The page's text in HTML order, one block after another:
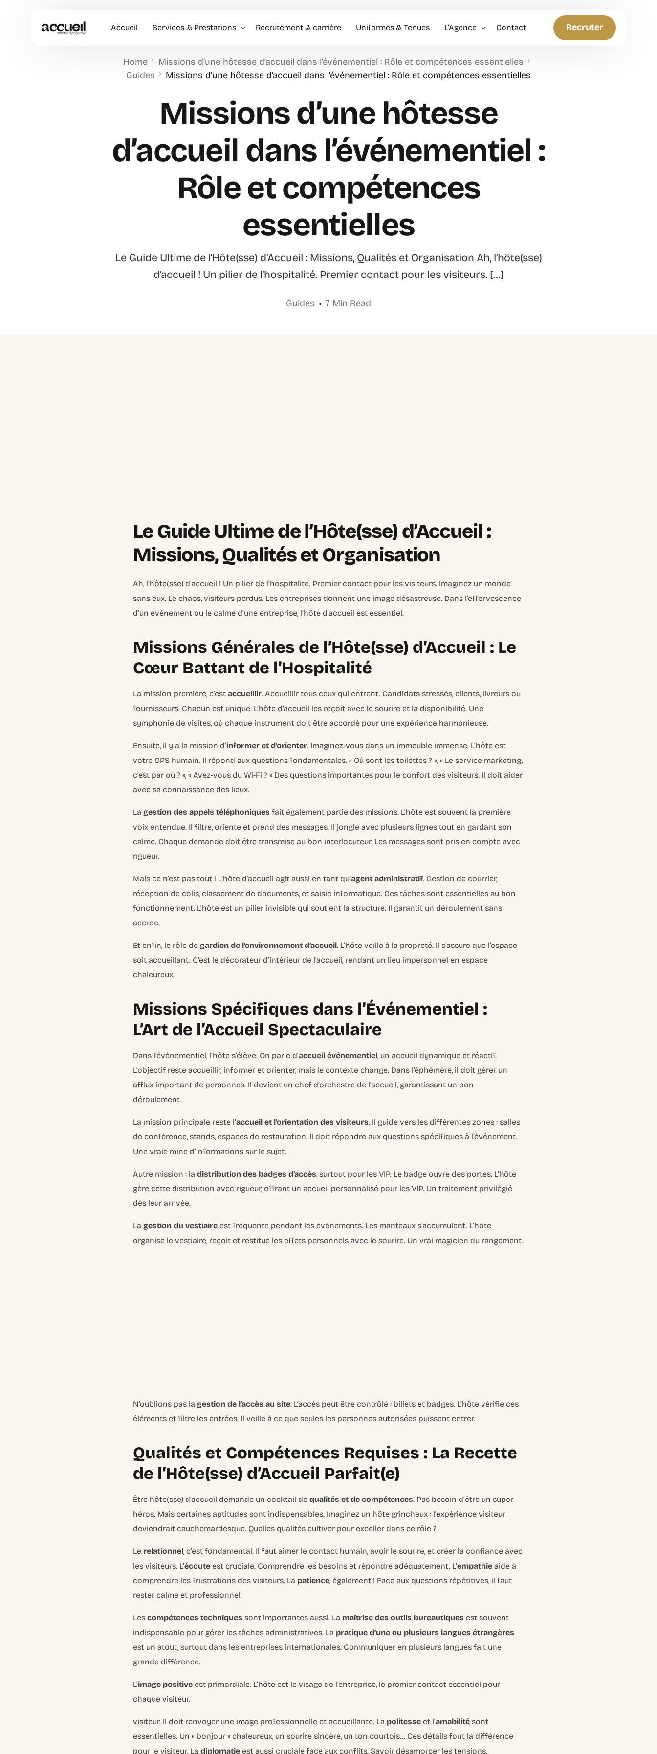
Accueil Services & Prestations
Hôtesses d’accueil événementiel & Hôtes
Animation Commerciale
Recrutement & carrière Uniformes & Tenues L’Agence
Politique RH
Contact Recruter
Home
Missions d’une hôtesse d’accueil dans l’événementiel : Rôle et compétences essentielles
Guides
Missions d’une hôtesse d’accueil dans l’événementiel : Rôle et compétences essentielles
Missions d’une hôtesse
d’accueil dans l’événementiel :
Rôle et compétences
essentielles
Le Guide Ultime de l’Hôte(sse) d’Accueil : Missions, Qualités et Organisation Ah, l’hôte(sse)
d’accueil ! Un pilier de l’hospitalité. Premier contact pour les visiteurs. […]
Guides 7 Min Read
Le Guide Ultime de l’Hôte(sse) d’Accueil :
Missions, Qualités et Organisation
Ah, l’hôte(sse) d’accueil ! Un pilier de l’hospitalité. Premier contact pour les visiteurs. Imaginez un monde
sans eux. Le chaos, visiteurs perdus. Les entreprises donnent une image désastreuse. Dans l’effervescence
d’un événement ou le calme d’une entreprise, l’hôte d’accueil est essentiel.
Missions Générales de l’Hôte(sse) d’Accueil : Le
Cœur Battant de l’Hospitalité
La mission première, c’est accueillir. Accueillir tous ceux qui entrent. Candidats stressés, clients, livreurs ou
fournisseurs. Chacun est unique. L’hôte d’accueil les reçoit avec le sourire et la disponibilité. Une
symphonie de visites, où chaque instrument doit être accordé pour une expérience harmonieuse.
Ensuite, il y a la mission d’informer et d’orienter. Imaginez-vous dans un immeuble immense. L’hôte est
votre GPS humain. Il répond aux questions fondamentales. « Où sont les toilettes ? », « Le service marketing,
c’est par où ? », « Avez-vous du Wi-Fi ? » Des questions importantes pour le confort des visiteurs. Il doit aider
avec sa connaissance des lieux.
La gestion des appels téléphoniques fait également partie des missions. L’hôte est souvent la première
voix entendue. Il filtre, oriente et prend des messages. Il jongle avec plusieurs lignes tout en gardant son
calme. Chaque demande doit être transmise au bon interlocuteur. Les messages sont pris en compte avec
rigueur.
Mais ce n’est pas tout ! L’hôte d’accueil agit aussi en tant qu’agent administratif. Gestion de courrier,
réception de colis, classement de documents, et saisie informatique. Ces tâches sont essentielles au bon
fonctionnement. L’hôte est un pilier invisible qui soutient la structure. Il garantit un déroulement sans
accroc.
Et enfin, le rôle de gardien de l’environnement d’accueil. L’hôte veille à la propreté. Il s’assure que l’espace
soit accueillant. C’est le décorateur d’intérieur de l’accueil, rendant un lieu impersonnel en espace
chaleureux.
Missions Spécifiques dans l’Événementiel :
L’Art de l’Accueil Spectaculaire
Dans l’événementiel, l’hôte s’élève. On parle d’accueil événementiel, un accueil dynamique et réactif.
L’objectif reste accueillir, informer et orienter, mais le contexte change. Dans l’éphémère, il doit gérer un
afflux important de personnes. Il devient un chef d’orchestre de l’accueil, garantissant un bon
déroulement.
La mission principale reste l’accueil et l’orientation des visiteurs. Il guide vers les différentes zones : salles
de conférence, stands, espaces de restauration. Il doit répondre aux questions spécifiques à l’événement.
Une vraie mine d’informations sur le sujet.
Autre mission : la distribution des badges d’accès, surtout pour les VIP. Le badge ouvre des portes. L’hôte
gère cette distribution avec rigueur, offrant un accueil personnalisé pour les VIP. Un traitement privilégié
dès leur arrivée.
La gestion du vestiaire est fréquente pendant les événements. Les manteaux s’accumulent. L’hôte
organise le vestiaire, reçoit et restitue les effets personnels avec le sourire. Un vrai magicien du rangement.
N’oublions pas la gestion de l’accès au site. L’accès peut être contrôlé : billets et badges. L’hôte vérifie ces
éléments et filtre les entrées. Il veille à ce que seules les personnes autorisées puissent entrer.
Qualités et Compétences Requises : La Recette
de l’Hôte(sse) d’Accueil Parfait(e)
Être hôte(sse) d’accueil demande un cocktail de qualités et de compétences. Pas besoin d’être un super-
héros. Mais certaines aptitudes sont indispensables. Imaginez un hôte grincheux : l’expérience visiteur
deviendrait cauchemardesque. Quelles qualités cultiver pour exceller dans ce rôle ?
Le relationnel, c’est fondamental. Il faut aimer le contact humain, avoir le sourire, et créer la confiance avec
les visiteurs. L’écoute est cruciale. Comprendre les besoins et répondre adéquatement. L’empathie aide à
comprendre les frustrations des visiteurs. La patience, également ! Face aux questions répétitives, il faut
rester calme et professionnel.
Les compétences techniques sont importantes aussi. La maîtrise des outils bureautiques est souvent
indispensable pour gérer les tâches administratives. La pratique d’une ou plusieurs langues étrangères
est un atout, surtout dans les entreprises internationales. Communiquer en plusieurs langues fait une
grande différence.
L’image positive est primordiale. L’hôte est le visage de l’entreprise, le premier contact essentiel pour
chaque visiteur.
visiteur. Il doit renvoyer une image professionnelle et accueillante. La politesse et l’amabilité sont
essentielles. Un « bonjour » chaleureux, un sourire sincère, un ton courtois… Ces détails font la différence
pour le visiteur. La diplomatie est aussi cruciale face aux conflits. Savoir désamorcer les tensions.